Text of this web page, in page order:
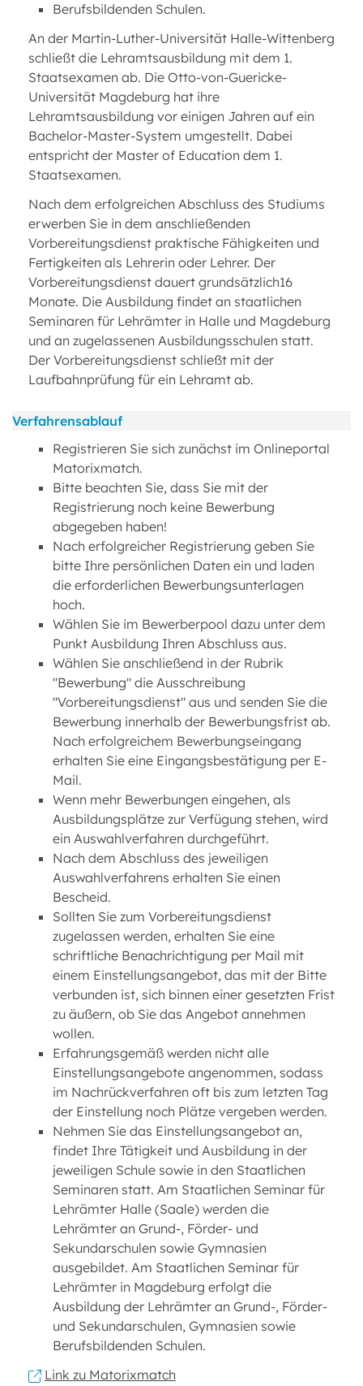
Berufsbildenden Schulen.
An der Martin-Luther-Universität Halle-Wittenberg
schließt die Lehramtsausbildung mit dem 1.
Staatsexamen ab. Die Otto-von-Guericke-
Universität Magdeburg hat ihre
Lehramtsausbildung vor einigen Jahren auf ein
Bachelor-Master-System umgestellt. Dabei
entspricht der Master of Education dem 1.
Staatsexamen.
Nach dem erfolgreichen Abschluss des Studiums
erwerben Sie in dem anschließenden
Vorbereitungsdienst praktische Fähigkeiten und
Fertigkeiten als Lehrerin oder Lehrer. Der
Vorbereitungsdienst dauert grundsätzlich16
Monate. Die Ausbildung findet an staatlichen
Seminaren für Lehrämter in Halle und Magdeburg
und an zugelassenen Ausbildungsschulen statt.
Der Vorbereitungsdienst schließt mit der
Laufbahnprüfung für ein Lehramt ab.
Verfahrensablauf
Registrieren Sie sich zunächst im Onlineportal
Matorixmatch.
Bitte beachten Sie, dass Sie mit der
Registrierung noch keine Bewerbung
abgegeben haben!
Nach erfolgreicher Registrierung geben Sie
bitte Ihre persönlichen Daten ein und laden
die erforderlichen Bewerbungsunterlagen
hoch.
Wählen Sie im Bewerberpool dazu unter dem
Punkt Ausbildung Ihren Abschluss aus.
Wählen Sie anschließend in der Rubrik
"Bewerbung" die Ausschreibung
"Vorbereitungsdienst" aus und senden Sie die
Bewerbung innerhalb der Bewerbungsfrist ab.
Nach erfolgreichem Bewerbungseingang
erhalten Sie eine Eingangsbestätigung per E-
Mail.
Wenn mehr Bewerbungen eingehen, als
Ausbildungsplätze zur Verfügung stehen, wird
ein Auswahlverfahren durchgeführt.
Nach dem Abschluss des jeweiligen
Auswahlverfahrens erhalten Sie einen
Bescheid.
Sollten Sie zum Vorbereitungsdienst
zugelassen werden, erhalten Sie eine
schriftliche Benachrichtigung per Mail mit
einem Einstellungsangebot, das mit der Bitte
verbunden ist, sich binnen einer gesetzten Frist
zu äußern, ob Sie das Angebot annehmen
wollen.
Erfahrungsgemäß werden nicht alle
Einstellungsangebote angenommen, sodass
im Nachrückverfahren oft bis zum letzten Tag
der Einstellung noch Plätze vergeben werden.
Nehmen Sie das Einstellungsangebot an,
findet Ihre Tätigkeit und Ausbildung in der
jeweiligen Schule sowie in den Staatlichen
Seminaren statt. Am Staatlichen Seminar für
Lehrämter Halle (Saale) werden die
Lehrämter an Grund-, Förder- und
Sekundarschulen sowie Gymnasien
ausgebildet. Am Staatlichen Seminar für
Lehrämter in Magdeburg erfolgt die
Ausbildung der Lehrämter an Grund-, Förder-
und Sekundarschulen, Gymnasien sowie
Berufsbildenden Schulen.
Link zu Matorixmatch